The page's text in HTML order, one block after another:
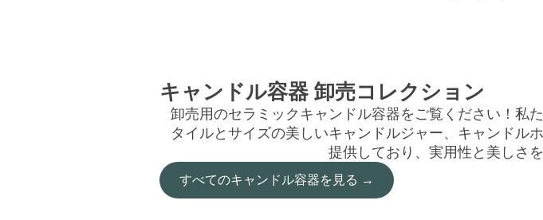
キャンドル容器 卸売コレクション
卸売用のセラミックキャンドル容器をご覧ください！私
タイルとサイズの美しいキャンドルジャー、キャンドル
提供しており、実用性と美しさ
すべてのキャンドル容器を見る →